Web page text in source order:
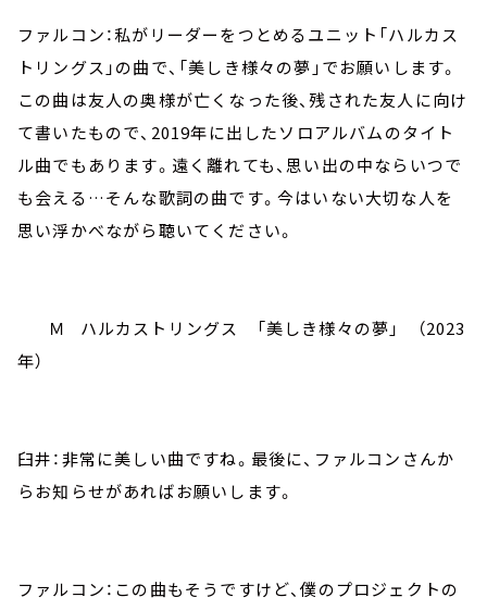
ファルコン：私がリーダーをつとめるユニット「ハルカス
トリングス」の曲で、「美しき様々の夢」でお願いします。
この曲は友人の奥様が亡くなった後、残された友人に向け
て書いたもので、2019年に出したソロアルバムのタイト
ル曲でもあります。遠く離れても、思い出の中ならいつで
も会える…そんな歌詞の曲です。今はいない大切な人を
思い浮かべながら聴いてください。
Ｍ ハルカストリングス 「美しき様々の夢」 （2023
年）
臼井：非常に美しい曲ですね。最後に、ファルコンさんか
らお知らせがあればお願いします。
ファルコン：この曲もそうですけど、僕のプロジェクトの